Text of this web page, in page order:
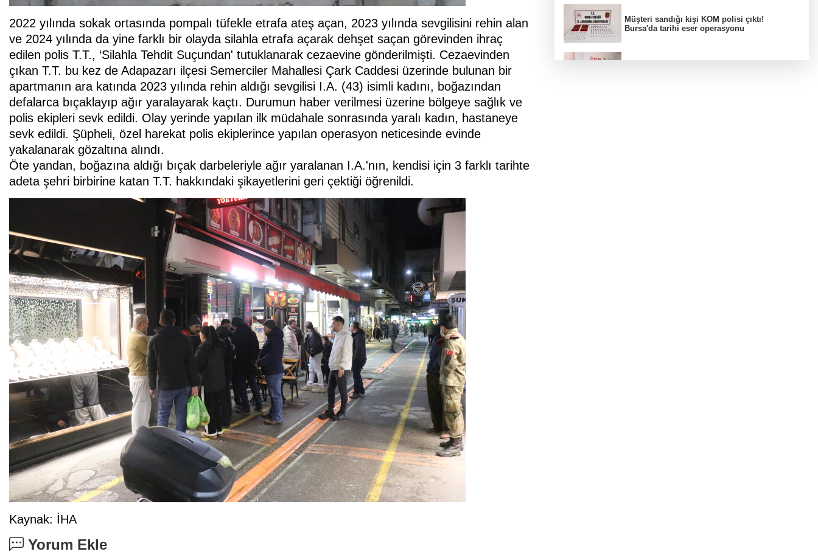
2022 yılında sokak ortasında pompalı tüfekle etrafa ateş açan, 2023 yılında sevgilisini rehin alan
ve 2024 yılında da yine farklı bir olayda silahla etrafa açarak dehşet saçan görevinden ihraç
edilen polis T.T., ‘Silahla Tehdit Suçundan' tutuklanarak cezaevine gönderilmişti. Cezaevinden
çıkan T.T. bu kez de Adapazarı ilçesi Semerciler Mahallesi Çark Caddesi üzerinde bulunan bir
apartmanın ara katında 2023 yılında rehin aldığı sevgilisi I.A. (43) isimli kadını, boğazından
defalarca bıçaklayıp ağır yaralayarak kaçtı. Durumun haber verilmesi üzerine bölgeye sağlık ve
polis ekipleri sevk edildi. Olay yerinde yapılan ilk müdahale sonrasında yaralı kadın, hastaneye
sevk edildi. Şüpheli, özel harekat polis ekiplerince yapılan operasyon neticesinde evinde
yakalanarak gözaltına alındı.
Öte yandan, boğazına aldığı bıçak darbeleriyle ağır yaralanan I.A.'nın, kendisi için 3 farklı tarihte
adeta şehri birbirine katan T.T. hakkındaki şikayetlerini geri çektiği öğrenildi.
Kaynak: İHA
Yorum Ekle
Müşteri sandığı kişi KOM polisi çıktı!
Bursa'da tarihi eser operasyonu